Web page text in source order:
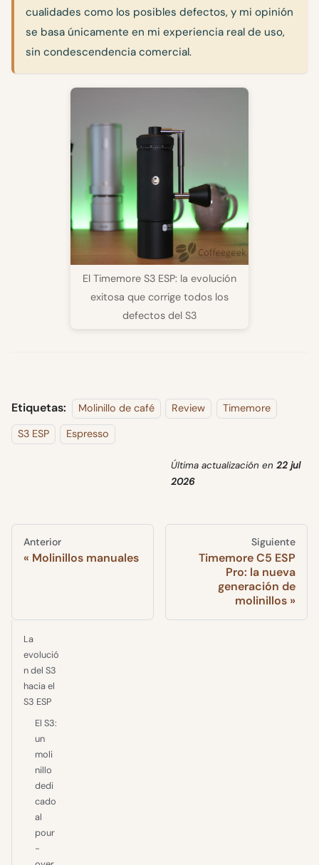
cualidades como los posibles defectos, y mi opinión
se basa únicamente en mi experiencia real de uso,
sin condescendencia comercial.
El Timemore S3 ESP: la evolución
exitosa que corrige todos los
defectos del S3
Etiquetas: Molinillo de café Review
Timemore
S3 ESP
Espresso
Última actualización en 22 jul
2026
Anterior
Molinillos manuales
Siguiente
Timemore C5 ESP
Pro: la nueva
generación de
molinillos
La
evolució
n del S3
hacia el
S3 ESP
El S3:
un
moli
nillo
dedi
cado
al
pour
-